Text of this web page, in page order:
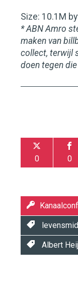
Size: 10.1M
* ABN Amro
maken van
collect, terwijl
doen tegen
0 0
Albert